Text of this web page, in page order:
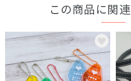
この商品に関